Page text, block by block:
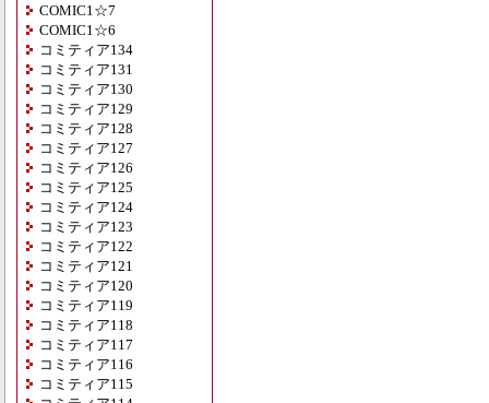
COMIC1☆7
COMIC1☆6
コミティア134
コミティア131
コミティア130
コミティア129
コミティア128
コミティア127
コミティア126
コミティア125
コミティア124
コミティア123
コミティア122
コミティア121
コミティア120
コミティア119
コミティア118
コミティア117
コミティア116
コミティア115